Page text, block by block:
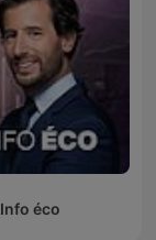
Info éco